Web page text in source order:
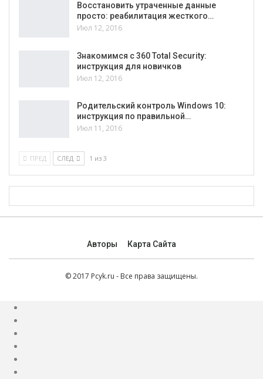
Восстановить утраченные данные
просто: реабилитация жесткого…
Июл 12, 2016
Знакомимся с 360 Total Security:
инструкция для новичков
Июл 12, 2016
Родительский контроль Windows 10:
инструкция по правильной…
Июл 11, 2016
ПРЕД СЛЕД 1 из 3
Авторы Карта Сайта
© 2017 Pcyk.ru - Все права защищены.